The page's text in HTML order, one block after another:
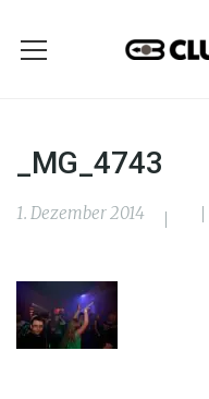
_MG_4743
1. Dezember 2014